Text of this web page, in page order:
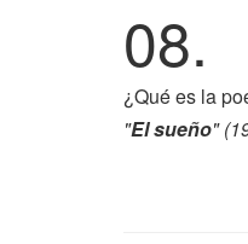
08.
¿Qué es la
"El sueño"